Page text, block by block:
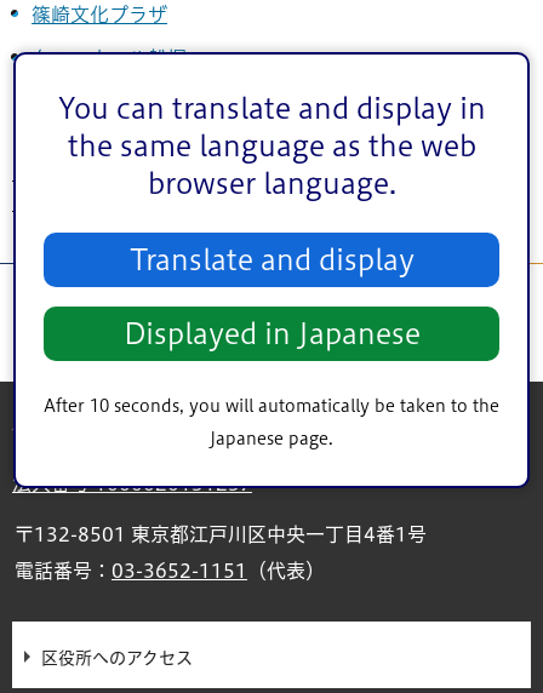
You can translate and display in
the same language as the web
browser language.
Translate and display
Displayed in Japanese
After 10 seconds, you will automatically be taken to the
Japanese page.
篠崎文化プラザ
タワーホール船堀
シティインフォメーション
江戸川区役所
法人番号 1000020131237
〒132-8501 東京都江戸川区中央一丁目4番1号
電話番号： 03-3652-1151 （代表）
区役所へのアクセス